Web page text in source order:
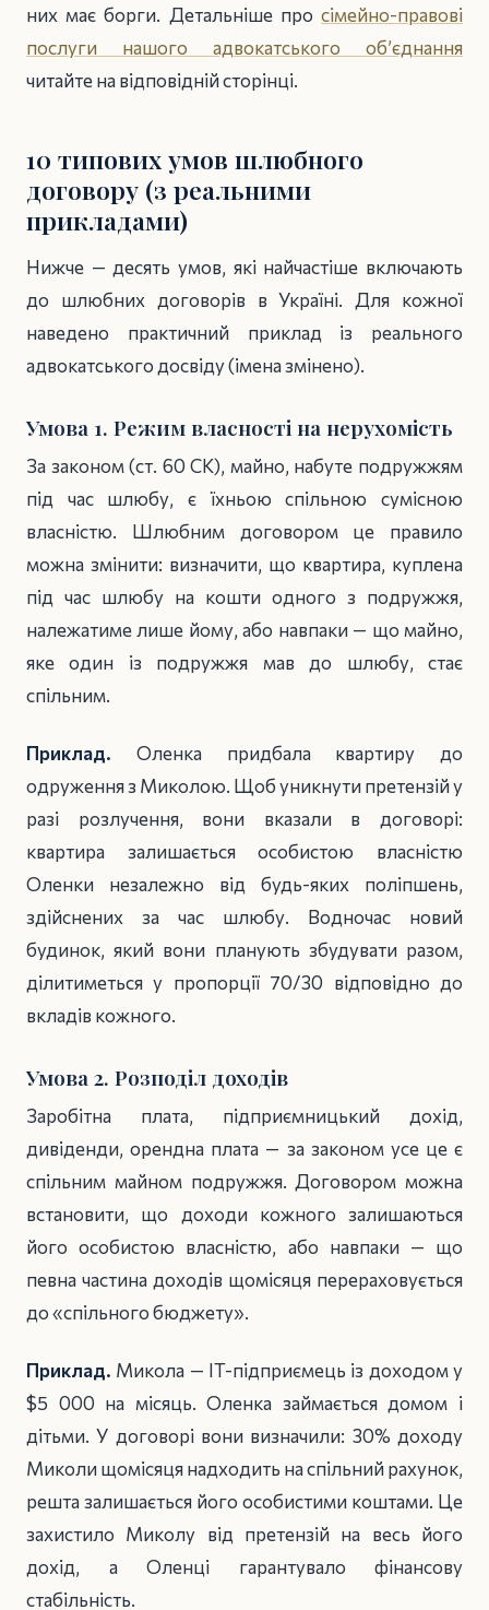
них має борги. Детальніше про сімейно-правові
послуги нашого адвокатського об’єднання
читайте на відповідній сторінці.
10 типових умов шлюбного
договору (з реальними
прикладами)
Нижче — десять умов, які найчастіше включають
до шлюбних договорів в Україні. Для кожної
наведено практичний приклад із реального
адвокатського досвіду (імена змінено).
Умова 1. Режим власності на нерухомість
За законом (ст. 60 СК), майно, набуте подружжям
під час шлюбу, є їхньою спільною сумісною
власністю. Шлюбним договором це правило
можна змінити: визначити, що квартира, куплена
під час шлюбу на кошти одного з подружжя,
належатиме лише йому, або навпаки — що майно,
яке один із подружжя мав до шлюбу, стає
спільним.
Приклад. Оленка придбала квартиру до
одруження з Миколою. Щоб уникнути претензій у
разі розлучення, вони вказали в договорі:
квартира залишається особистою власністю
Оленки незалежно від будь-яких поліпшень,
здійснених за час шлюбу. Водночас новий
будинок, який вони планують збудувати разом,
ділитиметься у пропорції 70/30 відповідно до
вкладів кожного.
Умова 2. Розподіл доходів
Заробітна плата, підприємницький дохід,
дивіденди, орендна плата — за законом усе це є
спільним майном подружжя. Договором можна
встановити, що доходи кожного залишаються
його особистою власністю, або навпаки — що
певна частина доходів щомісяця перераховується
до «спільного бюджету».
Приклад. Микола — IT-підприємець із доходом у
$5 000 на місяць. Оленка займається домом і
дітьми. У договорі вони визначили: 30% доходу
Миколи щомісяця надходить на спільний рахунок,
решта залишається його особистими коштами. Це
захистило Миколу від претензій на весь його
дохід, а Оленці гарантувало фінансову
стабільність.